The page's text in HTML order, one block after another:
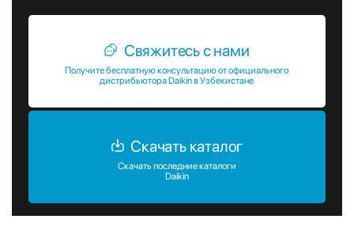
Свяжитесь с нами
Получите бесплатную консультацию от официального
дистрибьютора Daikin в Узбекистане
Скачать каталог
Скачать последние каталоги
Daikin